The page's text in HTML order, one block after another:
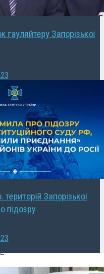
Запорізької
територій Запорізької
підозру